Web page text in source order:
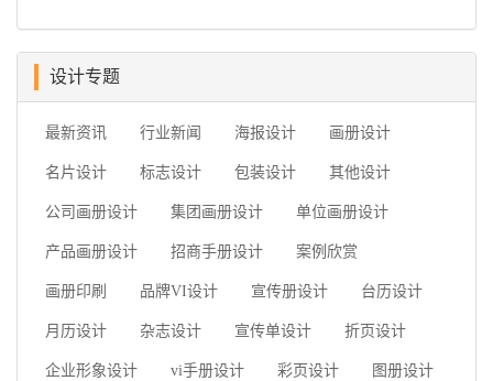
设计专题
最新资讯 行业新闻 海报设计 画册设计
名片设计 标志设计 包装设计 其他设计
公司画册设计 集团画册设计 单位画册设计
产品画册设计 招商手册设计 案例欣赏
画册印刷 品牌VI设计 宣传册设计 台历设计
月历设计 杂志设计 宣传单设计 折页设计
企业形象设计 vi手册设计 彩页设计 图册设计